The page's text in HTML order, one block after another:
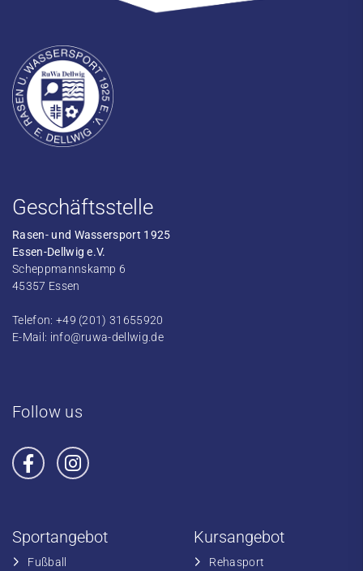
Geschäftsstelle
Rasen- und Wassersport 1925
Essen-Dellwig e.V.
Scheppmannskamp 6
45357 Essen
Telefon: +49 (201) 31655920
E-Mail: info@ruwa-dellwig.de
Follow us
Sportangebot
Fußball
Kursangebot
​Rehasport